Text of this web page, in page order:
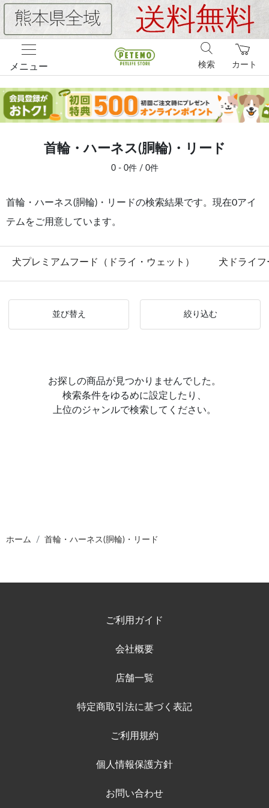
メニュー カート
検索
首輪・ハーネス(胴輪)・リード
0 - 0件 / 0件
首輪・ハーネス(胴輪)・リードの検索結果です。現在0アイ
テムをご用意しています。
犬プレミアムフード（ドライ・ウェット） 犬ドライフ
並び替え 絞り込む
お探しの商品が見つかりませんでした。
検索条件をゆるめに設定したり、
上位のジャンルで検索してください。
ホーム 首輪・ハーネス(胴輪)・リード
ご利用ガイド
会社概要
店舗一覧
特定商取引法に基づく表記
ご利用規約
個人情報保護方針
お問い合わせ